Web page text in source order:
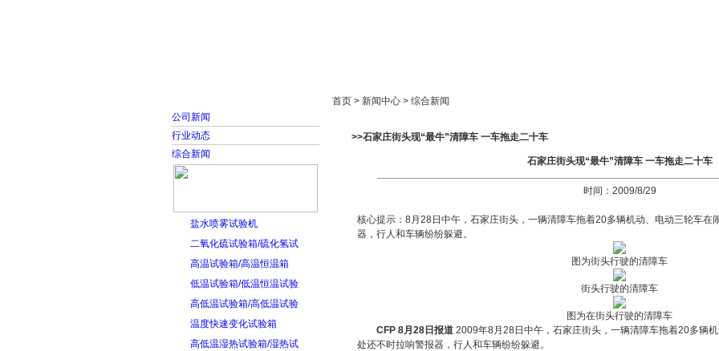
公司新闻
行业动态
综合新闻
盐水喷雾试验机
二氧化硫试验箱/硫化氢试
高温试验箱/高温恒温箱
低温试验箱/低温恒温试验
高低温试验箱/高低温试验
温度快速变化试验箱
高低温湿热试验箱/湿热试
首页 > 新闻中心 > 综合新闻
>>石家庄街头现“最牛”清障车 一车拖走二十车
石家庄街头现“最牛”清障车 一车拖走二十车
时间：2009/8/29
核心提示：8月28日中午，石家庄街头，一辆清障车拖着20多辆机动、电动三轮车在
器，行人和车辆纷纷躲避。
图为街头行驶的清障车
街头行驶的清障车
图为在街头行驶的清障车
CFP 8月28日报道2009年8月28日中午，石家庄街头，一辆清障车拖着20多辆
处还不时拉响警报器，行人和车辆纷纷躲避。